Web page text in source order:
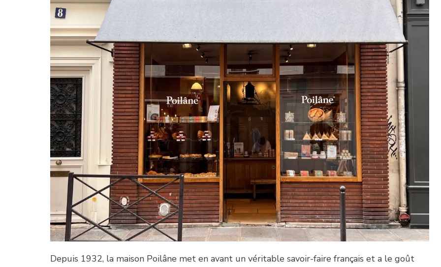
Depuis 1932, la maison Poilâne met en avant un véritable savoir-faire français et a le goût